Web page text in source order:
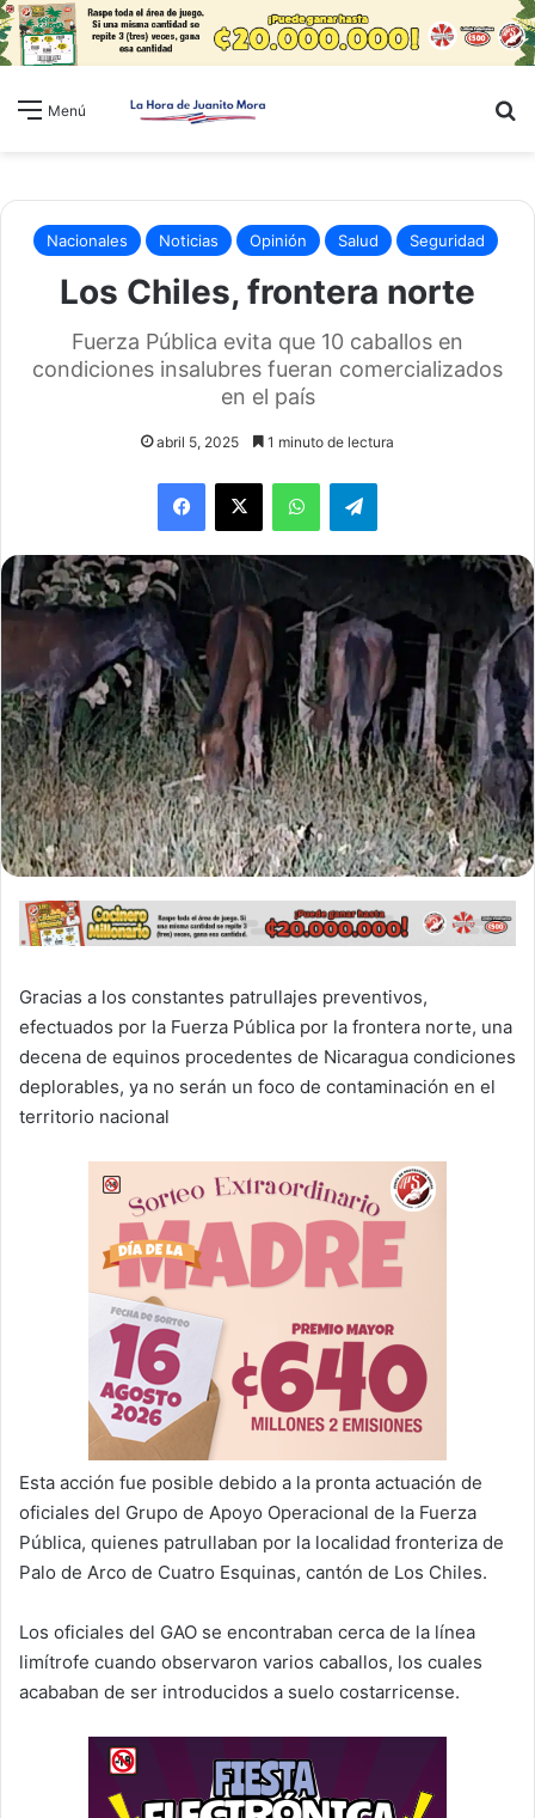
Menú
Nacionales Noticias Opinión Salud Seguridad
Los Chiles, frontera norte
Fuerza Pública evita que 10 caballos en
condiciones insalubres fueran comercializados
en el país
abril 5, 2025 1 minuto de lectura
WhatsAppTelegram
Gracias a los constantes patrullajes preventivos,
efectuados por la Fuerza Pública por la frontera norte, una
decena de equinos procedentes de Nicaragua condiciones
deplorables, ya no serán un foco de contaminación en el
territorio nacional
Esta acción fue posible debido a la pronta actuación de
oficiales del Grupo de Apoyo Operacional de la Fuerza
Pública, quienes patrullaban por la localidad fronteriza de
Palo de Arco de Cuatro Esquinas, cantón de Los Chiles.
Los oficiales del GAO se encontraban cerca de la línea
limítrofe cuando observaron varios caballos, los cuales
acababan de ser introducidos a suelo costarricense.